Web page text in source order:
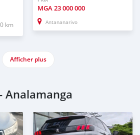
km
MGA23 000 000
Antananarivo
Afficher plus
Analamanga